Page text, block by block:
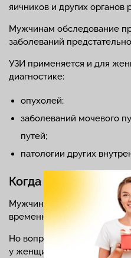
яичников и других
Мужчинам обследование
заболеваний
УЗИ применяется и для
диагностике:
опухолей;
заболеваний мочевого
путей;
патологии других
Когда лучше делать
Мужчинам исследование
временной период согласно
Но вопрос, когда лучше
у женщин не праздный, так